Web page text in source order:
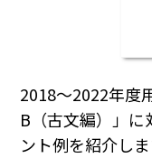
2018～2022年度
B（古文編）」に
ント例を紹介しま